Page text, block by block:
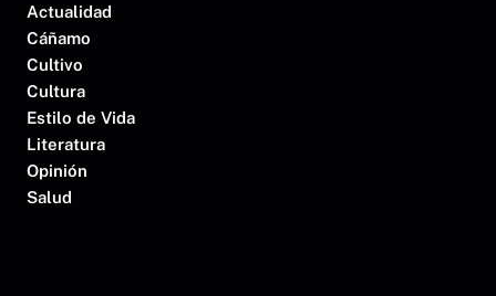
Actualidad
Cáñamo
Cultivo
Cultura
Estilo de Vida
Literatura
Opinión
Salud